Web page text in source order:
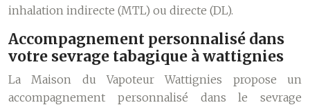
inhalation indirecte (MTL) ou directe (DL).
Accompagnement personnalisé dans
votre sevrage tabagique à wattignies
La Maison du Vapoteur Wattignies propose un
accompagnement personnalisé dans le sevrage